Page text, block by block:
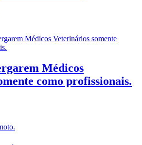
Médicos
como profissionais.